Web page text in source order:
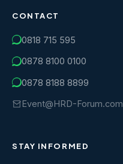
CONTACT
0818 715 595
0878 8100 0100
0878 8188 8899
Event@HRD-Forum.com
STAY INFORMED